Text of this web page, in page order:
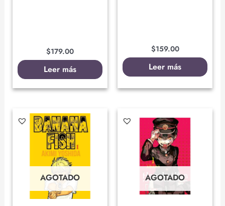
$179.00
Leer más
$159.00
Leer más
AGOTADO AGOTADO